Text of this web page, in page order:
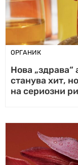
ОРГАНИК
Нова „здрава“
станува хит,
на сериозни